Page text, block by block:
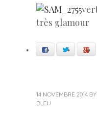
très glamour
Facebook Twitter
14 NOVEMBRE 2014 BY
BLEU